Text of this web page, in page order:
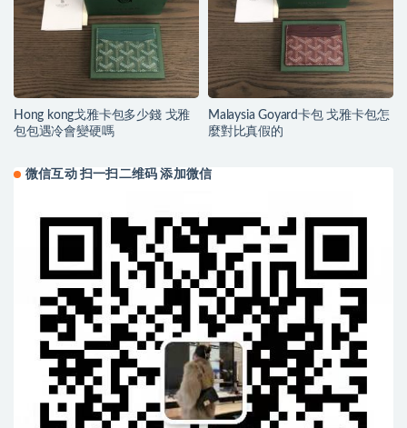
Hong kong戈雅卡包多少錢 戈雅
包包遇冷會變硬嗎
Malaysia Goyard卡包 戈雅卡包怎
麼對比真假的
微信互动 扫一扫二维码 添加微信